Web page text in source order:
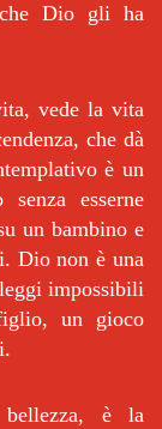
che Dio gli ha
vede la vita
che dà
è un
esserne
un bambino e
Dio non è una
impossibili
un gioco
bellezza, è la